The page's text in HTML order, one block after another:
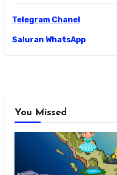
Telegram Chanel
Saluran WhatsApp
You Missed